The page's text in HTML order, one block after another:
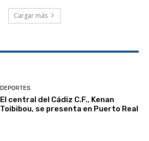
Cargar más
DEPORTES
El central del Cádiz C.F., Kenan
Toibibou, se presenta en Puerto Real